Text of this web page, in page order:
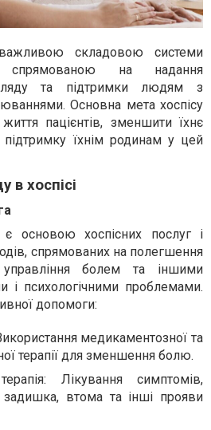
складовою системи
спрямованою на надання
та підтримки людям з
Основна мета хоспісу
пацієнтів, зменшити їхнє
їхнім родинам у цей
в хоспісі
є основою хоспісних послуг і
спрямованих на полегшення
болем та іншими
і психологічними проблемами.
допомоги:
медикаментозної та
терапії для зменшення болю.
Лікування симптомів,
задишка, втома та інші прояви